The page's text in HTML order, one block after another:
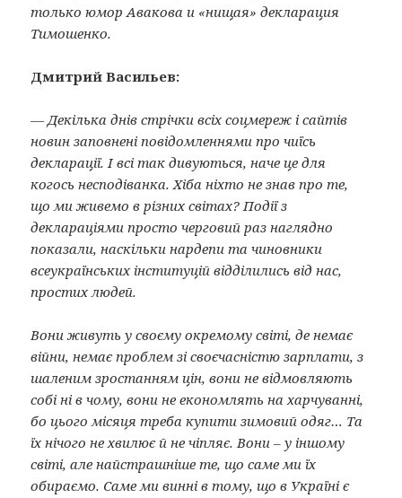
только юмор Авакова и «нищая» декларация
Тимошенко.
Дмитрий Васильев:
— Декілька днів стрічки всіх соц­мереж і сайтів
новин заповнені повідомленнями про чиїсь
декларації. І всі так дивуються, наче це для
когось несподіванка. Хіба ніхто не знав про те,
що ми живемо в різних світах? Події з
деклараціями просто черговий раз наглядно
показали, наскільки нардепи та чиновники
всеукраїнських інституцій відділились від нас,
простих людей.
Вони живуть у своєму окремому світі, де немає
війни, немає проблем зі своєчасністю зарплати, з
шаленим зростанням цін, вони не відмовляють
собі ні в чому, вони не економлять на харчуванні,
бо цього місяця треба купити зимовий одяг… Та
їх нічого не хвилює й не чіпляє. Вони – у іншому
світі, але найстрашніше те, що саме ми їх
обираємо. Саме ми винні в тому, що в Україні є